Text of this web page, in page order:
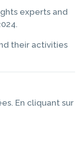
experts and
their activities
En cliquant sur